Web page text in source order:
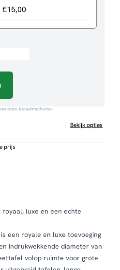
€15,00
onze betaalmethodes
Bekijk opties
prijs
royaal, luxe en een echte
een royale en luxe toevoeging
indrukwekkende diameter van
volop ruimte voor grote